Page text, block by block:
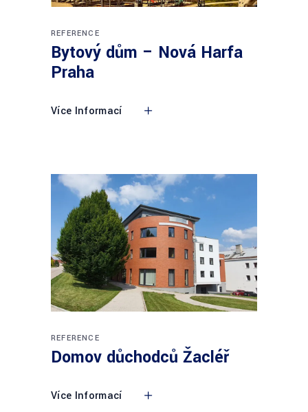
REFERENCE
Bytový dům – Nová Harfa
Praha
Více Informací
REFERENCE
Domov důchodců Žacléř
Více Informací